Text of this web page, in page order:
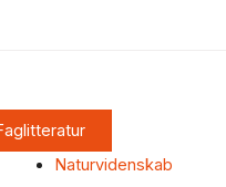
Naturvidenskab